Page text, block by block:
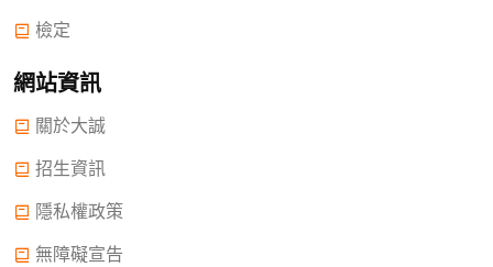
檢定
網站資訊
關於大誠
招生資訊
隱私權政策
無障礙宣告